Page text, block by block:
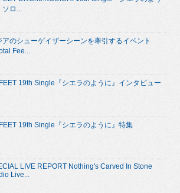
ロ...
アのシューゲイザーシーンを牽引するイベント
Fee...
19th Single『シエラのように』インタビュー
19th Single『シエラのように』特集
LIVE REPORT Nothing's Carved In Stone
Live...